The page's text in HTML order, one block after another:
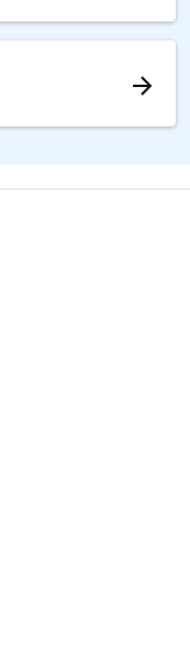
arrow_forward